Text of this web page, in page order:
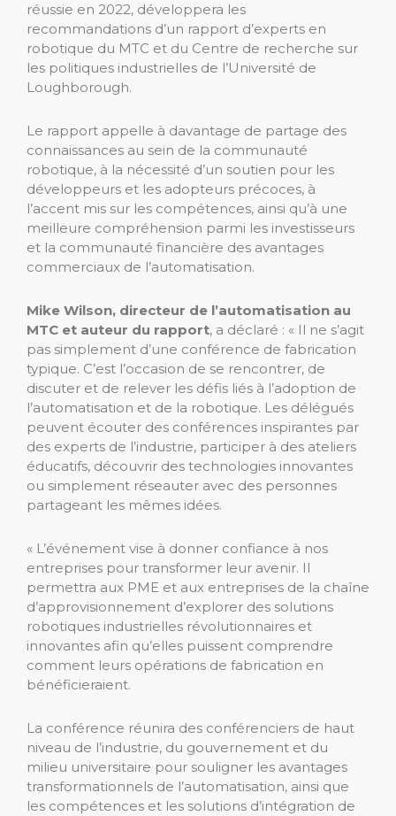
réussie en 2022, développera les
recommandations d’un rapport d’experts en
robotique du MTC et du Centre de recherche sur
les politiques industrielles de l’Université de
Loughborough.
Le rapport appelle à davantage de partage des
connaissances au sein de la communauté
robotique, à la nécessité d’un soutien pour les
développeurs et les adopteurs précoces, à
l’accent mis sur les compétences, ainsi qu’à une
meilleure compréhension parmi les investisseurs
et la communauté financière des avantages
commerciaux de l’automatisation.
Mike Wilson, directeur de l’automatisation au
MTC et auteur du rapport, a déclaré : « Il ne s’agit
pas simplement d’une conférence de fabrication
typique. C’est l’occasion de se rencontrer, de
discuter et de relever les défis liés à l’adoption de
l’automatisation et de la robotique. Les délégués
peuvent écouter des conférences inspirantes par
des experts de l’industrie, participer à des ateliers
éducatifs, découvrir des technologies innovantes
ou simplement réseauter avec des personnes
partageant les mêmes idées.
« L’événement vise à donner confiance à nos
entreprises pour transformer leur avenir. Il
permettra aux PME et aux entreprises de la chaîne
d’approvisionnement d’explorer des solutions
robotiques industrielles révolutionnaires et
innovantes afin qu’elles puissent comprendre
comment leurs opérations de fabrication en
bénéficieraient.
La conférence réunira des conférenciers de haut
niveau de l’industrie, du gouvernement et du
milieu universitaire pour souligner les avantages
transformationnels de l’automatisation, ainsi que
les compétences et les solutions d’intégration de